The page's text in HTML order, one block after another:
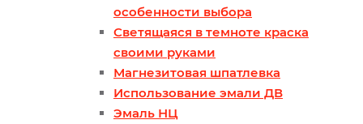
особенности выбора
Светящаяся в темноте краска
своими руками
Магнезитовая шпатлевка
Использование эмали ДВ
Эмаль НЦ